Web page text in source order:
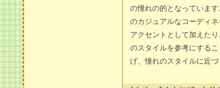
の憧れの的となっていま
のカジュアルなコーディ
アクセントとして加えた
のスタイルを参考にする
げ、憧れのスタイルに近